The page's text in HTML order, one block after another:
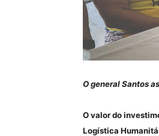
O general Santos
O valor do
Logística